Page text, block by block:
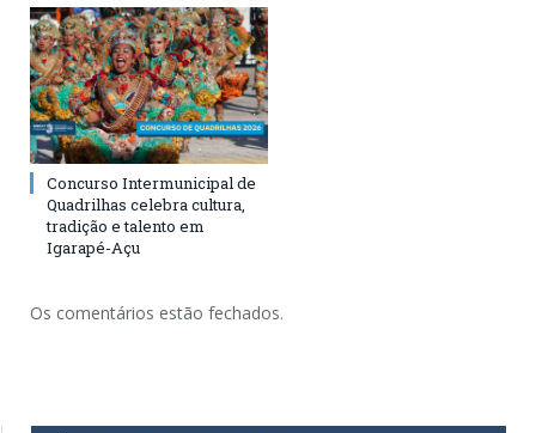
Concurso Intermunicipal de
Quadrilhas celebra cultura,
tradição e talento em
Igarapé-Açu
Os comentários estão fechados.